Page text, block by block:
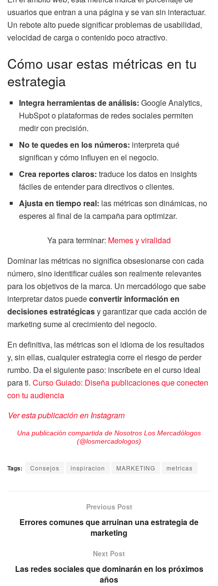
usuarios que entran a una página y se van sin interactuar.
Un rebote alto puede significar problemas de usabilidad,
velocidad de carga o contenido poco atractivo.
Cómo usar estas métricas en tu
estrategia
Integra herramientas de análisis: Google Analytics,
HubSpot o plataformas de redes sociales permiten
medir con precisión.
No te quedes en los números: interpreta qué
significan y cómo influyen en el negocio.
Crea reportes claros: traduce los datos en insights
fáciles de entender para directivos o clientes.
Ajusta en tiempo real: las métricas son dinámicas, no
esperes al final de la campaña para optimizar.
Ya para terminar: Memes y viralidad
Dominar las métricas no significa obsesionarse con cada
número, sino identificar cuáles son realmente relevantes
para los objetivos de la marca. Un mercadólogo que sabe
interpretar datos puedeconvertir información en
decisiones estratégicasy garantizar que cada acción de
marketing sume al crecimiento del negocio.
En definitiva, las métricas son el idioma de los resultados
y, sin ellas, cualquier estrategia corre el riesgo de perder
rumbo. Da el siguiente paso: inscríbete en el curso ideal
para ti. Curso Guiado: Diseña publicaciones que conecten
con tu audiencia
Ver esta publicación en Instagram
Una publicación compartida de Nosotros Los Mercadólogos
(@losmercadologos)
Tags: Consejos inspiracion MARKETING metricas
Previous Post
Errores comunes que arruinan una estrategia de
marketing
Next Post
Las redes sociales que dominarán en los próximos
años